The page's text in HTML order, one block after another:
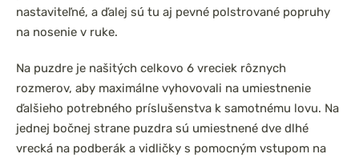
nastaviteľné, a ďalej sú tu aj pevné polstrované popruhy
na nosenie v ruke.
Na puzdre je našitých celkovo 6 vreciek rôznych
rozmerov, aby maximálne vyhovovali na umiestnenie
ďalšieho potrebného príslušenstva k samotnému lovu. Na
jednej bočnej strane puzdra sú umiestnené dve dlhé
vrecká na podberák a vidličky s pomocným vstupom na